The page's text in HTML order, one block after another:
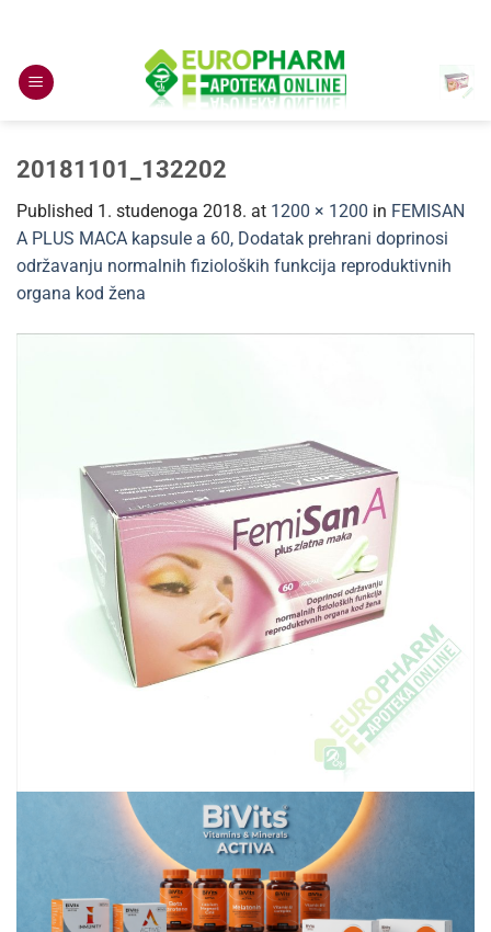
content
20181101_132202
Published 1. studenoga 2018. at 1200 × 1200 in FEMISAN
A PLUS MACA kapsule a 60, Dodatak prehrani doprinosi
održavanju normalnih fizioloških funkcija reproduktivnih
organa kod žena